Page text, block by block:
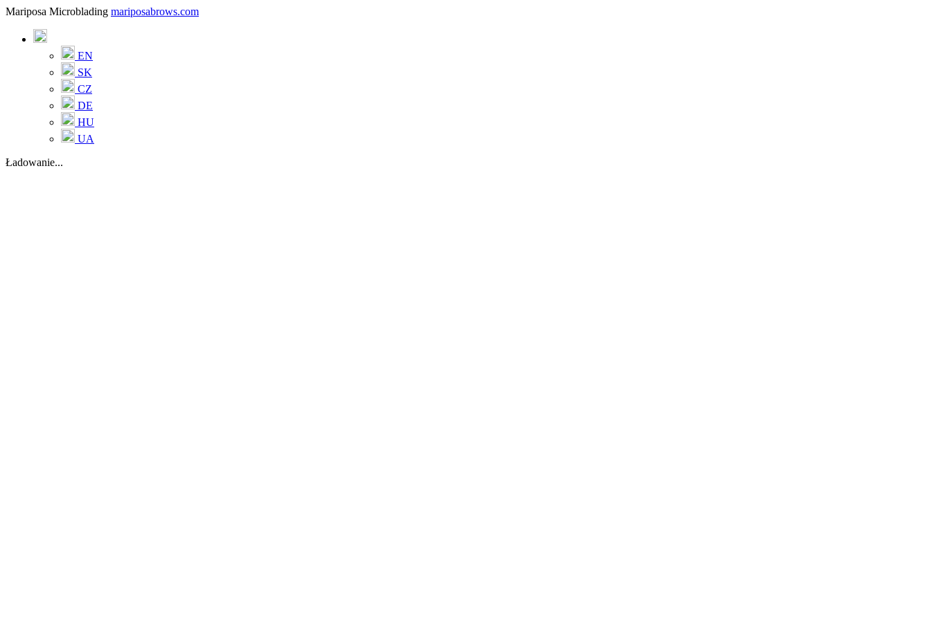
Mariposa Microblading mariposabrows.com
EN
SK
CZ
DE
HU
UA
Ładowanie...